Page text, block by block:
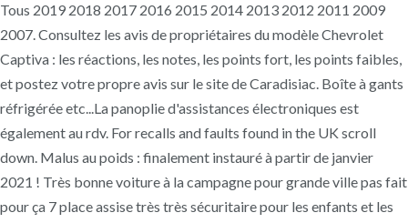
Tous 2019 2018 2017 2016 2015 2014 2013 2012 2011 2009
2007. Consultez les avis de propriétaires du modèle Chevrolet
Captiva : les réactions, les notes, les points fort, les points faibles,
et postez votre propre avis sur le site de Caradisiac. Boîte à gants
réfrigérée etc...La panoplie d'assistances électroniques est
également au rdv. For recalls and faults found in the UK scroll
down. Malus au poids : finalement instauré à partir de janvier
2021 ! Très bonne voiture à la campagne pour grande ville pas fait
pour ça 7 place assise très très sécuritaire pour les enfants et les